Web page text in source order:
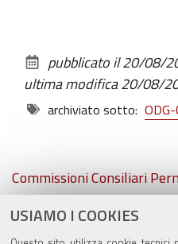
USIAMO I COOKIES
documento
pubblicato il20/08/
ultima modifica20/08/
archiviato sotto:
Navigazione
Commissioni Consiliari
Commissione Elettorale